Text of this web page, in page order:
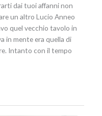
dai tuoi affanni non
un altro Lucio Anneo
quel vecchio tavolo in
in mente era quella di
Intanto con il tempo